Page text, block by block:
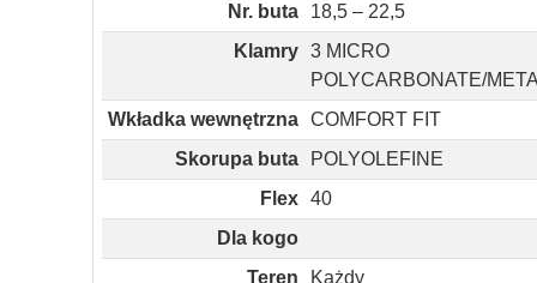
Nr. buta
18,5 – 22,5
Klamry 3 MICRO
POLYCARBONATE/
Wkładka wewnętrzna COMFORT FIT
Skorupa buta
POLYOLEFINE
Flex 40
Dla kogo
Teren
Każdy